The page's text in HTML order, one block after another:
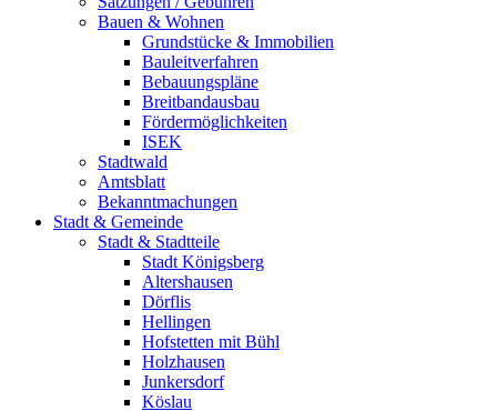
Bauen & Wohnen
Grundstücke & Immobilien
Bauleitverfahren
Bebauungspläne
Breitbandausbau
Fördermöglichkeiten
ISEK
Stadtwald
Amtsblatt
Bekanntmachungen
Stadt & Gemeinde
Stadt & Stadtteile
Stadt Königsberg
Altershausen
Dörflis
Hellingen
Hofstetten mit Bühl
Holzhausen
Junkersdorf
Köslau